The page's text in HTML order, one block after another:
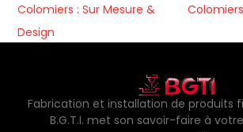
Colomiers : Sur Mesure &
Design
Fabrication et installation de produits
B.G.T.I. met son savoir-faire à